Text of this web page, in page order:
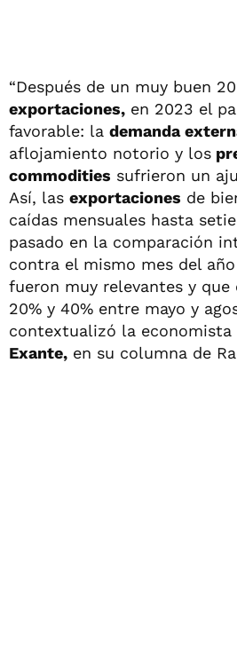
“Después de un muy buen
exportaciones, en 2023 el
favorable: la demanda
aflojamiento notorio y los
commodities sufrieron un
Así, las exportaciones de
caídas mensuales hasta
pasado en la comparación
contra el mismo mes del
fueron muy relevantes y
20% y 40% entre mayo y
contextualizó la economista
Exante, en su columna de